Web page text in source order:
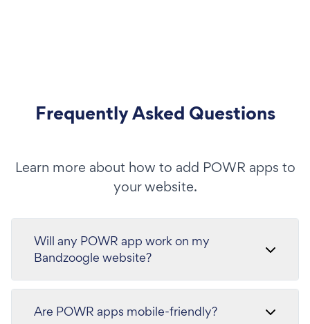
Frequently Asked Questions
Learn more about how to add POWR apps to
your website.
Will any POWR app work on my
Bandzoogle website?
Are POWR apps mobile-friendly?